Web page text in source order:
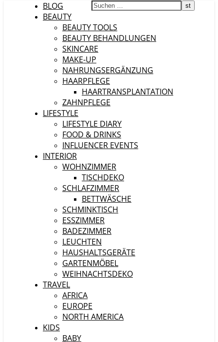
BLOG
BEAUTY
BEAUTY TOOLS
BEAUTY BEHANDLUNGEN
SKINCARE
MAKE-UP
NAHRUNGSERGÄNZUNG
HAARPFLEGE
HAARTRANSPLANTATION
ZAHNPFLEGE
LIFESTYLE
LIFESTYLE DIARY
FOOD & DRINKS
INFLUENCER EVENTS
INTERIOR
WOHNZIMMER
TISCHDEKO
SCHLAFZIMMER
BETTWÄSCHE
SCHMINKTISCH
ESSZIMMER
BADEZIMMER
LEUCHTEN
HAUSHALTSGERÄTE
GARTENMÖBEL
WEIHNACHTSDEKO
TRAVEL
AFRICA
EUROPE
NORTH AMERICA
KIDS
BABY